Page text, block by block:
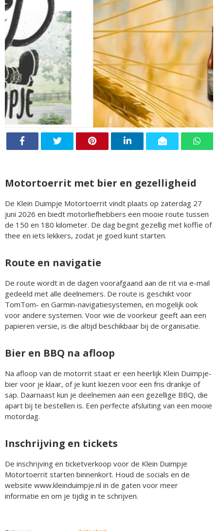
Motortoerrit met bier en gezelligheid
De Klein Duimpje Motortoerrit vindt plaats op zaterdag 27
juni 2026 en biedt motorliefhebbers een mooie route tussen
de 150 en 180 kilometer. De dag begint gezellig met koffie of
thee en iets lekkers, zodat je goed kunt starten.
Route en navigatie
De route wordt in de dagen voorafgaand aan de rit via e-mail
gedeeld met alle deelnemers. De route is geschikt voor
TomTom- en Garmin-navigatiesystemen, en mogelijk ook
voor andere systemen. Voor wie de voorkeur geeft aan een
papieren versie, is die altijd beschikbaar bij de organisatie.
Bier en BBQ na afloop
Na afloop van de motorrit staat er een heerlijk Klein Duimpje-
bier voor je klaar, of je kunt kiezen voor een fris drankje of
sap. Daarnaast kun je deelnemen aan een gezellige BBQ, die
apart bij te bestellen is. Een perfecte afsluiting van een mooie
motordag.
Inschrijving en tickets
De inschrijving en ticketverkoop voor de Klein Duimpje
Motortoerrit starten binnenkort. Houd de socials en de
website www.kleinduimpje.nl in de gaten voor meer
informatie en om je tijdig in te schrijven.